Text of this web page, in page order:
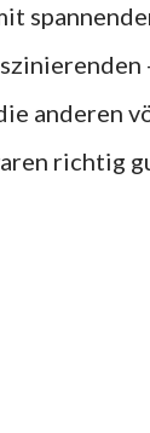
anderen
richtig